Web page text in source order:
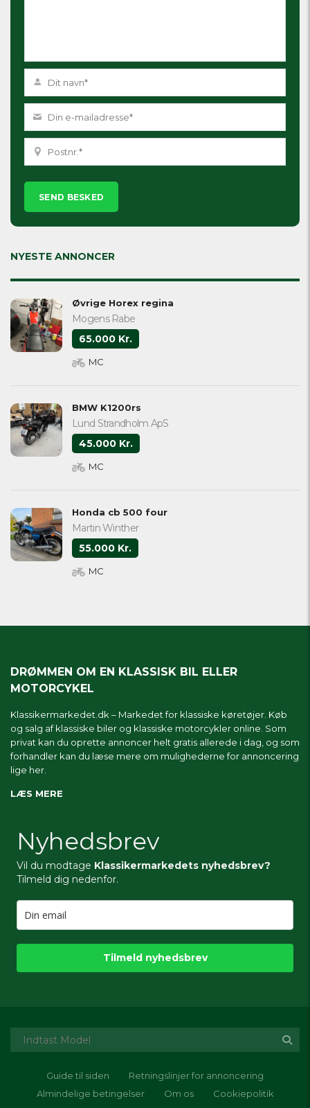
Please
leave
empty.
NYESTE ANNONCER
Øvrige Horex regina
Mogens Rabe
65.000 Kr.
MC
BMW K1200rs
Lund Strandholm ApS
45.000 Kr.
MC
Honda cb 500 four
Martin Winther
55.000 Kr.
MC
DRØMMEN OM EN KLASSISK BIL ELLER
MOTORCYKEL
Klassikermarkedet.dk – Markedet for klassiske køretøjer. Køb
og salg af klassiske biler og klassiske motorcykler online. Som
privat kan du oprette annoncer helt gratis allerede i dag, og som
forhandler kan du læse mere om mulighederne for annoncering
lige her.
LÆS MERE
Nyhedsbrev
Vil du modtage Klassikermarkedets nyhedsbrev?
Tilmeld dig nedenfor.
Tilmeld nyhedsbrev
Guide til siden
Retningslinjer for annoncering
Almindelige betingelser
Om os
Cookiepolitik